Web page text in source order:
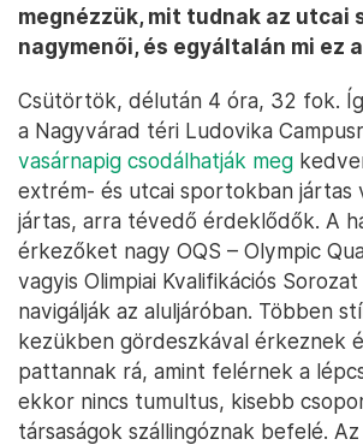
megnézzük, mit tudnak az utcai
nagymenői, és egyáltalán mi ez
Csütörtök, délután 4 óra, 32 fok.
a Nagyvárad téri Ludovika
vasárnapig csodálhatják meg
extrém- és utcai sportokban jártas
jártas, arra tévedő érdeklődők. A
érkezőket nagy OQS – Olympic
vagyis Olimpiai Kvalifikációs
navigálják az aluljáróban. Többen
kezükben gördeszkával érkeznek
pattannak rá, amint felérnek a
ekkor nincs tumultus, kisebb
társaságok szállingóznak befelé.